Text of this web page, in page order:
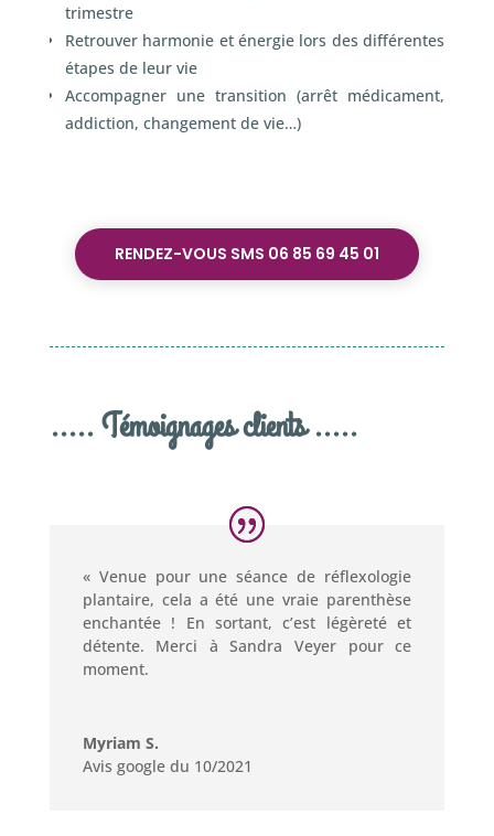
trimestre
Retrouver harmonie et énergie lors des différentes
étapes de leur vie
Accompagner une transition (arrêt médicament,
addiction, changement de vie…)
RENDEZ-VOUS SMS 06 85 69 45 01
..... Témoignages clients .....
« Venue pour une séance de réflexologie
plantaire, cela a été une vraie parenthèse
enchantée ! En sortant, c’est légèreté et
détente. Merci à Sandra Veyer pour ce
moment.
Myriam S.
Avis google du 10/2021